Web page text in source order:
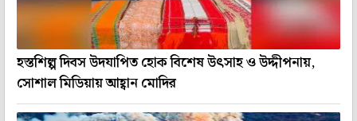
হস্তশিল্প দিবস উদযাপিত হোক বিশেষ উৎসাহ ও উদ্দীপনায়,
সোশাল মিডিয়ায় আহ্বান মোদির